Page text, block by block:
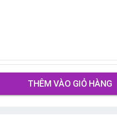
THÊM VÀO GIỎ HÀNG